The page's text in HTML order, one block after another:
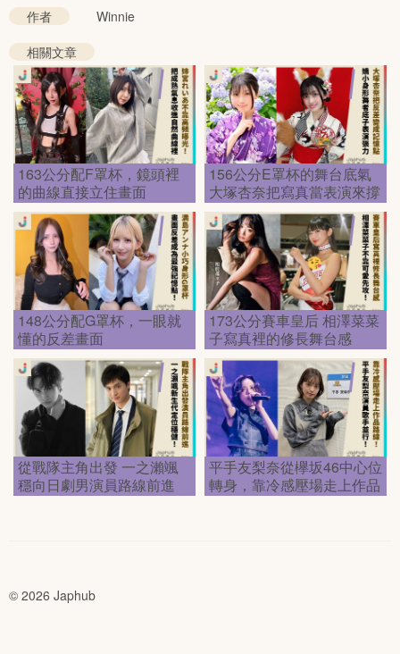
作者
Winnie
相關文章
163公分配F罩杯，鏡頭裡
的曲線直接立住畫面
156公分E罩杯的舞台底氣
大塚杏奈把寫真當表演來撐
148公分配G罩杯，一眼就
懂的反差畫面
173公分賽車皇后 相澤菜菜
子寫真裡的修長舞台感
從戰隊主角出發 一之瀨颯
穩向日劇男演員路線前進
平手友梨奈從欅坂46中心位
轉身，靠冷感壓場走上作品
路線
© 2026 Japhub